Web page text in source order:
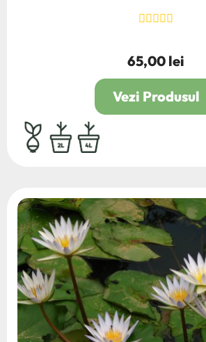
Pret
65,00 lei
Vezi Produsul
bulb,rhizom,radacina
2L 4L